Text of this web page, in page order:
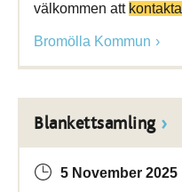
välkommen att kontakta
Bromölla Kommun
Blankettsamling
5 November 2025